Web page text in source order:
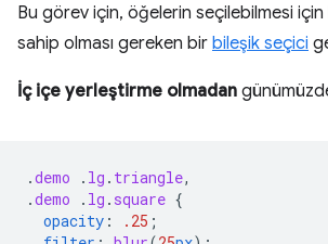
Bu görev için, öğelerin seçilebilmesi için
sahip olması gereken bir bileşik seçici
İç içe yerleştirme olmadan
.demo . lg . triangle,
.demo . lg . square {
opacity : .25 ;